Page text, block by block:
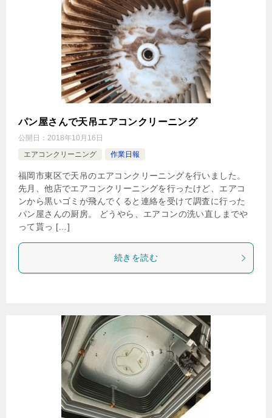
パン屋さんで天吊エアコンクリーニング
公開日： 2018年10月16日
エアコンクリーニング
作業日報
福岡市東区で天吊のエアコンクリーニングを行いました。
先月、他店でエアコンクリーニングを行ったけど、エアコ
ンから黒いゴミが飛んでくると連絡を受けて調査に行った
パン屋さんの厨房。 どうやら、エアコンの洗い直しまでや
って貰っ […]
続きを読む